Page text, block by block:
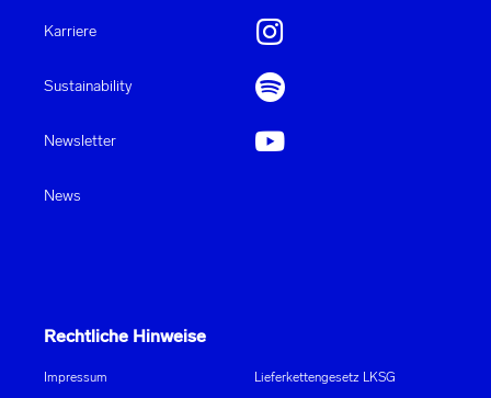
Karriere
Sustainability
Newsletter
News
Rechtliche Hinweise
Impressum Lieferkettengesetz LKSG